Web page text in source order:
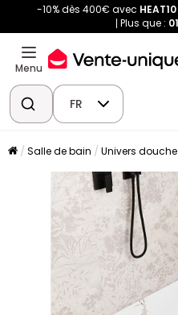
-10% dès 400€ avec HEAT10
Plus que :
Menu
FR
Salle de bain Univers douche